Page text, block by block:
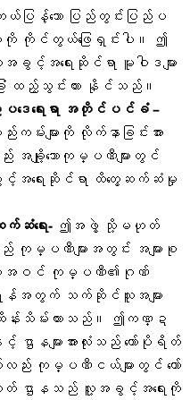
ျယ်ပြန့်သော ပြည်တွင်းပြည်ပ
းကို ကိုင်တွယ်ဖြေရှင်းပါ။ ဤ
အရေးဆိုင်ရာ မူဝါဒများ
ခြုံ ထည့်သွင်းထား နိုင်သည်။
ဒေရေးရာ အတိုင်ပင်ခံ –
မ်းများကို လိုက်နာခြင်းအား
အချို့သောကုမ္ပဏီများတွင်
ရေးဆိုင်ရာ ထိတွေ့ဆက်ဆံမှု
ဆံရေး- ဤအဖွဲ့ သို့မဟုတ်
ပဏီများအတွင်း အများစု
အပါအဝင် ကုမ္ပဏီ၏ဂုဏ်
ရန်အတွက် သက်ဆိုင်သူအများ
န်းသိမ်းထားသည်။ ဤကဏ္ဍ
နှင့် ဌာနများအားလုံးသည် ကော်ပိုရိတ်
လည်း ကုမ္ပဏီငယ်များတွင် ကော်
တ် ဌာနသည် လူ့အခွင့်အရေးကို